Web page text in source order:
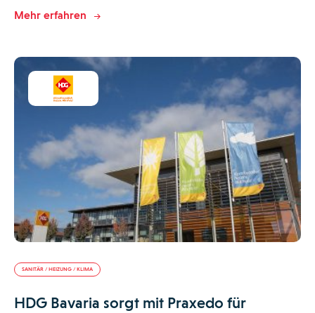
Mehr erfahren
SANITÄR / HEIZUNG / KLIMA
HDG Bavaria sorgt mit Praxedo für